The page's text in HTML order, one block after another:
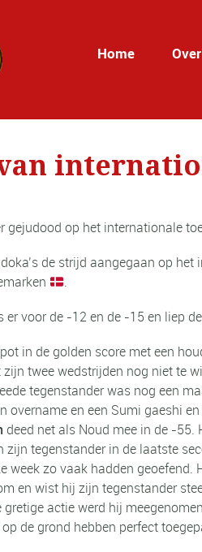
Home
gejudood op het internationale
de strijd aangegaan op
.
er voor de -12 en de -15 en liep
in de golden score met een
twee wedstrijden nog niet te
tegenstander was nog een
overname en een Sumi gaeshi
deed net als Noud mee in de -
tegenstander in de laatste
week zo vaak hadden
en wist hij zijn tegenstander
gretige actie werd hij
de grond hebben perfect